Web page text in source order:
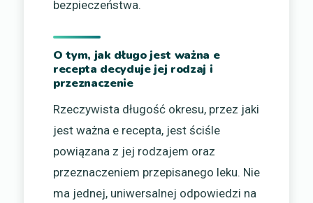
bezpieczeństwa.
O tym, jak długo jest ważna e
recepta decyduje jej rodzaj i
przeznaczenie
Rzeczywista długość okresu, przez jaki
jest ważna e recepta, jest ściśle
powiązana z jej rodzajem oraz
przeznaczeniem przepisanego leku. Nie
ma jednej, uniwersalnej odpowiedzi na